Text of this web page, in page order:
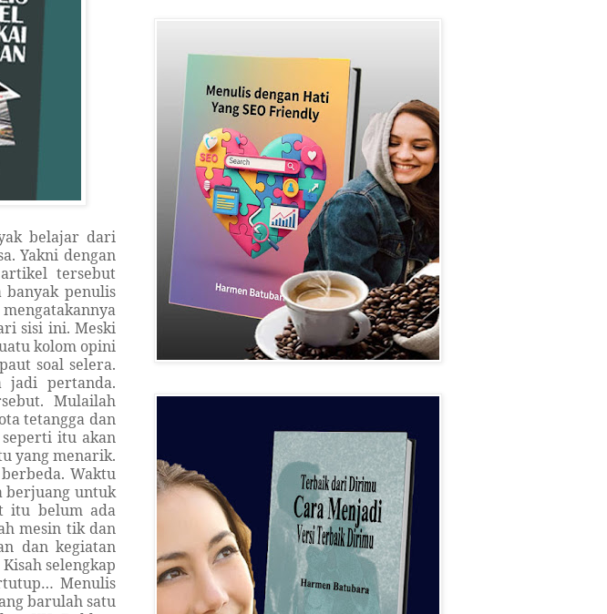
belajar dari
Yakni dengan
tersebut
penulis
sisi ini. Meski
kolom opini
soal selera.
jadi pertanda.
Mulailah
tetangga dan
itu akan
yang menarik.
Waktu
berjuang untuk
itu belum ada
mesin tik dan
dan kegiatan
selengkap
Menulis
barulah satu